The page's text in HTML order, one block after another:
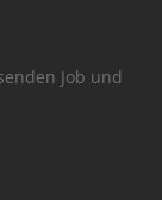
Job und